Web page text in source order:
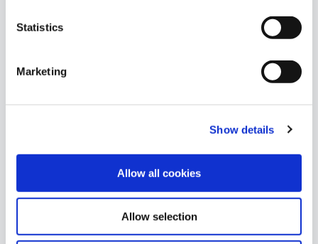
Statistics
Marketing
Show details
Allow all cookies
Allow selection
Επισκεφθείτε το εργαστήριο μας για ένα διαγνωστικό έλεγχο!
Διαθέτουμε την τεχνογνωσία και τον εξοπλισμό για να διαγνώσουμε